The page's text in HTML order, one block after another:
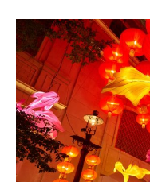
香
港
中
秋
節
打
卡